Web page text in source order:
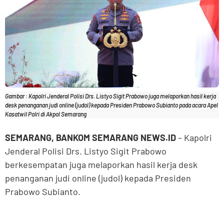
Gambar : Kapolri Jenderal Polisi Drs. Listyo Sigit Prabowo juga melaporkan hasil kerja
desk penanganan judi online (judol) kepada Presiden Prabowo Subianto pada acara Apel
Kasatwil Polri di Akpol Semarang
SEMARANG, BANKOM SEMARANG NEWS.ID– Kapolri
Jenderal Polisi Drs. Listyo Sigit Prabowo
berkesempatan juga melaporkan hasil kerja desk
penanganan judi online (judol) kepada Presiden
Prabowo Subianto.